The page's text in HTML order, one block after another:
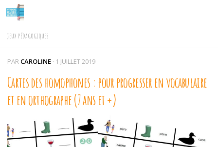
Skip to content
JEUX PÉDAGOGIQUES
PAR CAROLINE · 1 JUILLET 2019
Cartes des homophones : pour progresser en vocabulaire
et en orthographe (7 ans et +)